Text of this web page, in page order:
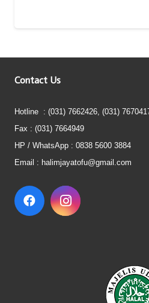
Contact Us
Hotline : (031) 7662426, (031)
Fax : (031) 7664949
HP / WhatsApp : 0838 5600 3884
Email : halimjayatofu@gmail.com